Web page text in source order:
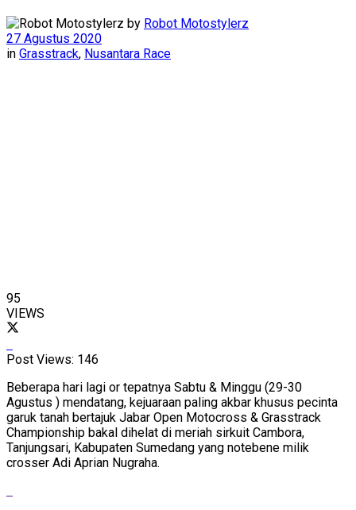
by Robot Motostylerz
27 Agustus 2020
in Grasstrack, Nusantara Race
95
VIEWS
Post Views: 146
Beberapa hari lagi or tepatnya Sabtu & Minggu (29-30
Agustus ) mendatang, kejuaraan paling akbar khusus pecinta
garuk tanah bertajuk Jabar Open Motocross & Grasstrack
Championship bakal dihelat di meriah sirkuit Cambora,
Tanjungsari, Kabupaten Sumedang yang notebene milik
crosser Adi Aprian Nugraha.